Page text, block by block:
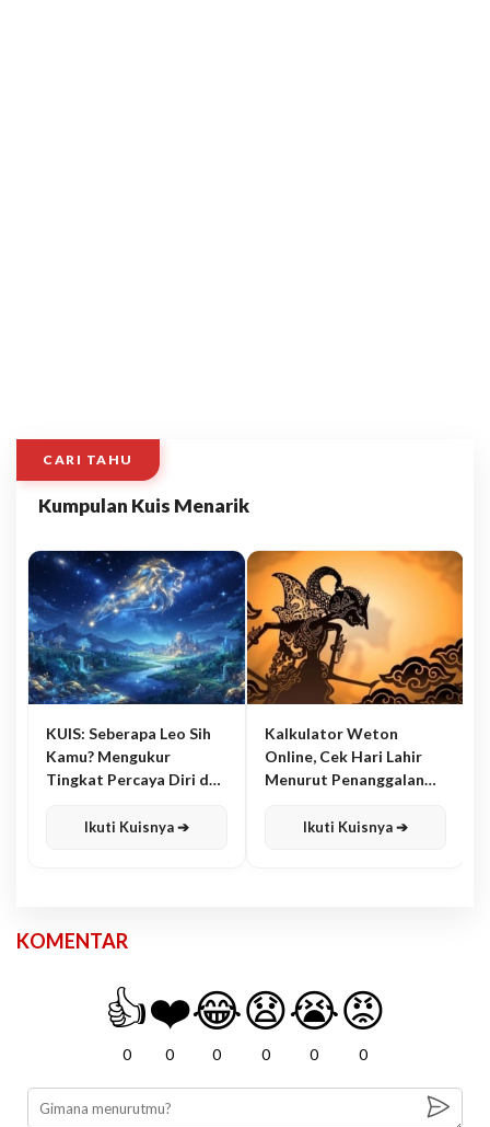
CARI TAHU
Kumpulan Kuis Menarik
KUIS: Seberapa Leo Sih
Kamu? Mengukur
Tingkat Percaya Diri dan
Ikuti Kuisnya ➔
Kalkulator Weton
Online, Cek Hari Lahir
Menurut Penanggalan
Ikuti Kuisnya ➔
KOMENTAR
👍
0
❤️
0
😂
0
😧
0
😭
0
😡
0